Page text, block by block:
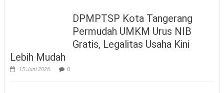
DPMPTSP Kota Tangerang
Permudah UMKM Urus NIB
Gratis, Legalitas Usaha Kini
Lebih Mudah
15 Juni 2026 0